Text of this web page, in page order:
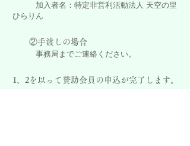
加入者名：特定非営利活動法人 天空の里
ひらりん
②手渡しの場合
事務局までご連絡ください。
1、2を以って賛助会員の申込が完了します。